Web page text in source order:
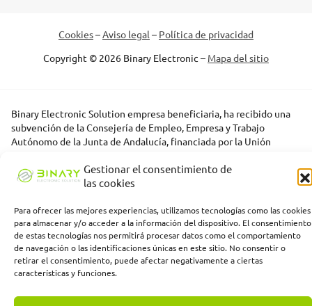
Gestionar el consentimiento de
las cookies
Para ofrecer las mejores experiencias, utilizamos tecnologías como las cookies
para almacenar y/o acceder a la información del dispositivo. El consentimiento
de estas tecnologías nos permitirá procesar datos como el comportamiento
de navegación o las identificaciones únicas en este sitio. No consentir o
retirar el consentimiento, puede afectar negativamente a ciertas
características y funciones.
Cookies–Aviso legal – Política de privacidad
Copyright © 2026 Binary Electronic – Mapa del sitio
Binary Electronic Solution empresa beneficiaria, ha recibido una
subvención de la Consejería de Empleo, Empresa y Trabajo
Autónomo de la Junta de Andalucía, financiada por la Unión
enmarcada en el Programa Emplea-T, para la inserción laboral y el
fomento de la contratación en el ámbito de la Comunidad
sucesivas contrataciones indefinidas ordinarias por parte de
personas trabajadoras autónomas, y a cualquier contratación
indefinida ordinaria por parte de pymes.